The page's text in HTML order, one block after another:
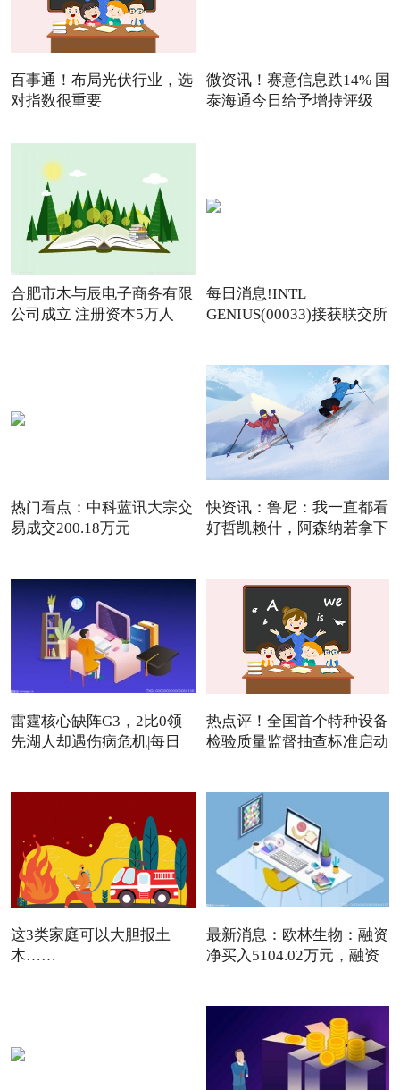
百事通！布局光伏行业，选
对指数很重要
微资讯！赛意信息跌14% 国
泰海通今日给予增持评级
合肥市木与辰电子商务有限
公司成立 注册资本5万人
每日消息!INTL
GENIUS(00033)接获联交所
热门看点：中科蓝讯大宗交
易成交200.18万元
快资讯：鲁尼：我一直都看
好哲凯赖什，阿森纳若拿下
雷霆核心缺阵G3，2比0领
先湖人却遇伤病危机|每日
热点评！全国首个特种设备
检验质量监督抽查标准启动
这3类家庭可以大胆报土
木……
最新消息：欧林生物：融资
净买入5104.02万元，融资